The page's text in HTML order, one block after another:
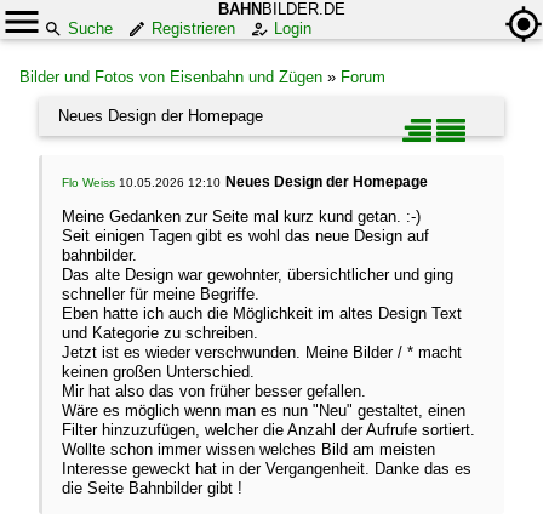
BAHN BILDER.DE
Suche
Registrieren Login
Bilder und Fotos von Eisenbahn und Zügen » Forum
Neues Design der Homepage
Flo Weiss 10.05.2026 12:10 Neues Design der Homepage
Meine Gedanken zur Seite mal kurz kund getan. :-)
Seit einigen Tagen gibt es wohl das neue Design auf
bahnbilder.
Das alte Design war gewohnter, übersichtlicher und ging
schneller für meine Begriffe.
Eben hatte ich auch die Möglichkeit im altes Design Text
und Kategorie zu schreiben.
Jetzt ist es wieder verschwunden. Meine Bilder / * macht
keinen großen Unterschied.
Mir hat also das von früher besser gefallen.
Wäre es möglich wenn man es nun "Neu" gestaltet, einen
Filter hinzuzufügen, welcher die Anzahl der Aufrufe sortiert.
Wollte schon immer wissen welches Bild am meisten
Interesse geweckt hat in der Vergangenheit. Danke das es
die Seite Bahnbilder gibt !